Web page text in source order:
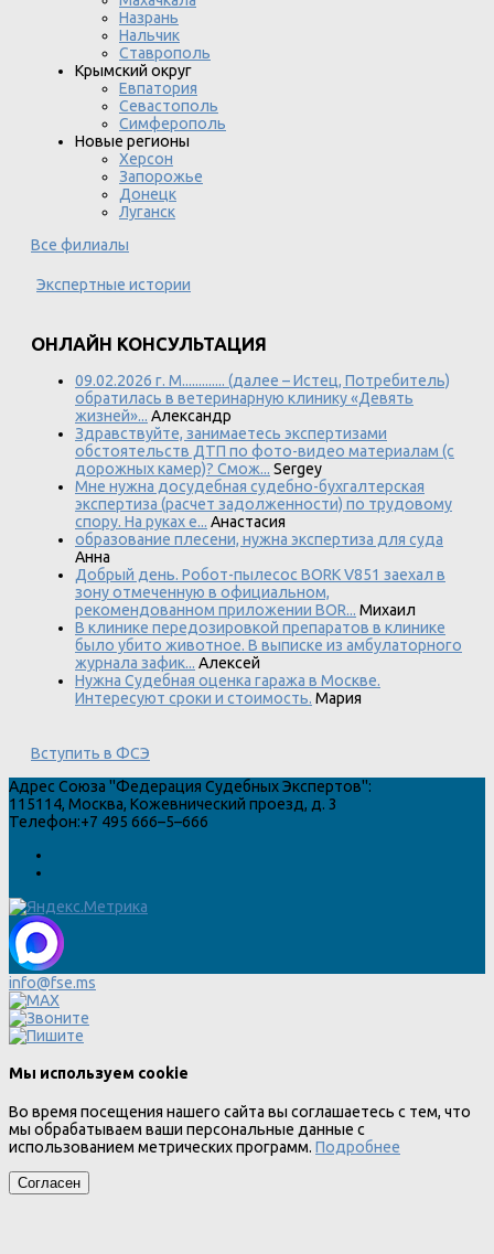
Назрань
Нальчик
Ставрополь
Крымский округ
Евпатория
Севастополь
Симферополь
Новые регионы
Херсон
Запорожье
Донецк
Луганск
Все филиалы
Экспертные истории
ОНЛАЙН КОНСУЛЬТАЦИЯ
09.02.2026 г. М............. (далее – Истец, Потребитель)
обратилась в ветеринарную клинику «Девять
жизней»... Александр
Здравствуйте, занимаетесь экспертизами
обстоятельств ДТП по фото-видео материалам (с
дорожных камер)? Смож... Sergey
Мне нужна досудебная судебно-бухгалтерская
экспертиза (расчет задолженности) по трудовому
спору. На руках е... Анастасия
образование плесени, нужна экспертиза для суда
Анна
Добрый день. Робот-пылесос BORK V851 заехал в
зону отмеченную в официальном,
рекомендованном приложении BOR... Михаил
В клинике передозировкой препаратов в клинике
было убито животное. В выписке из амбулаторного
журнала зафик... Алексей
Нужна Судебная оценка гаража в Москве.
Интересуют сроки и стоимость. Мария
Вступить в ФСЭ
Адрес Союза "Федерация Судебных Экспертов":
115114, Москва, Кожевнический проезд, д. 3
Телефон:+7 495 666–5–666
info@fse.ms
Мы используем cookie
Во время посещения нашего сайта вы соглашаетесь с тем, что
мы обрабатываем ваши персональные данные с
использованием метрических программ. Подробнее
Согласен